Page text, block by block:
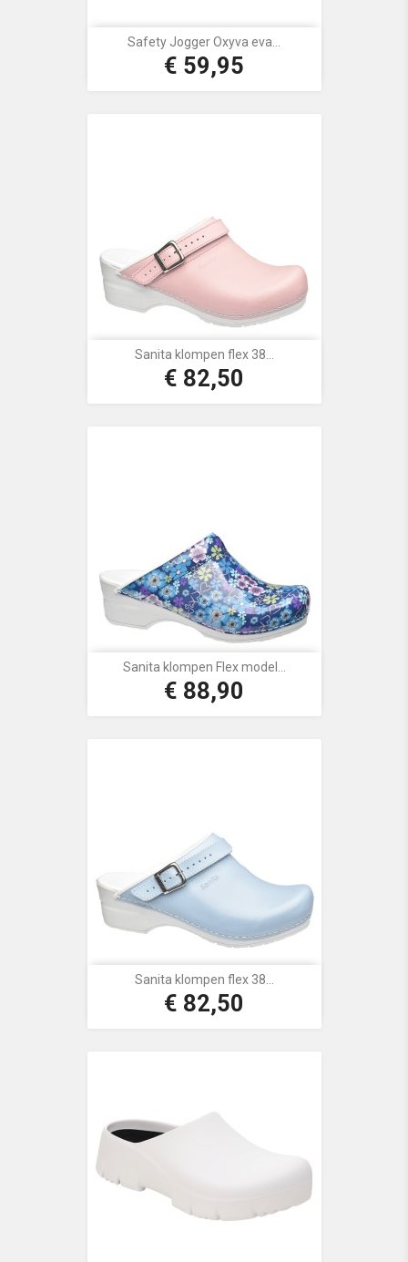
Safety Jogger Oxyva eva...
Prijs
€ 59,95
Sanita klompen flex 38...
Prijs
€ 82,50
Sanita klompen Flex model...
Prijs
€ 88,90
Sanita klompen flex 38...
Prijs
€ 82,50